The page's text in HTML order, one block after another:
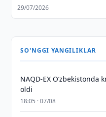
29/07/2026
SO'NGGI YANGILIKLAR
NAQD-EX O‘zbekistonda
oldi
18:05 · 07/08